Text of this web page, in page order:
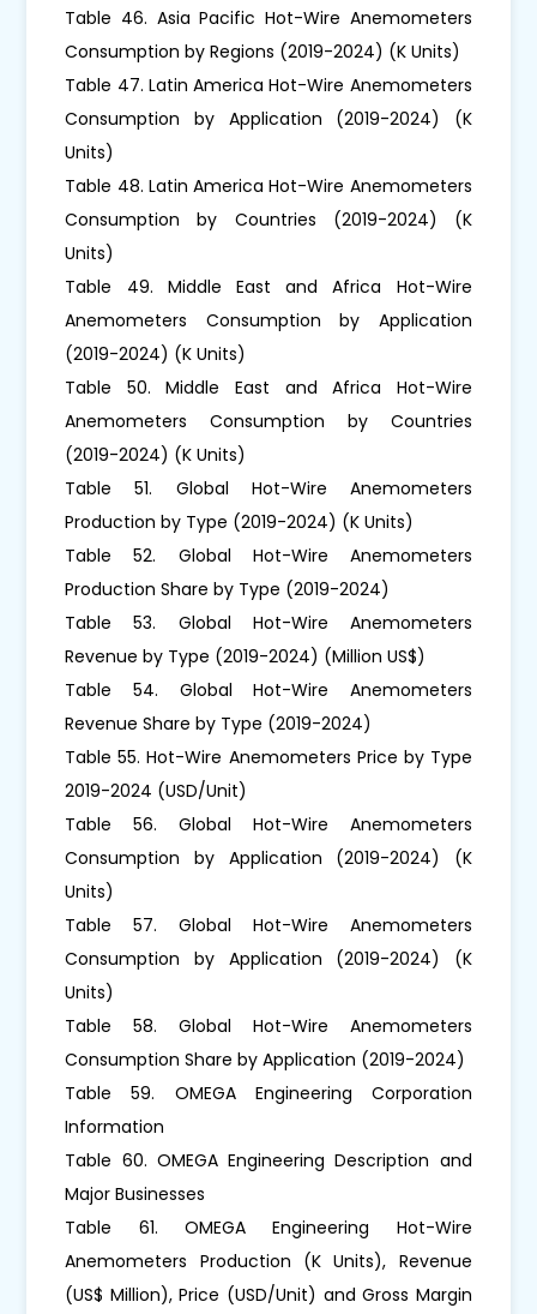
Table 46. Asia Pacific Hot-Wire Anemometers
Consumption by Regions (2019-2024) (K Units)
Table 47. Latin America Hot-Wire Anemometers
Consumption by Application (2019-2024) (K
Units)
Table 48. Latin America Hot-Wire Anemometers
Consumption by Countries (2019-2024) (K
Units)
Table 49. Middle East and Africa Hot-Wire
Anemometers Consumption by Application
(2019-2024) (K Units)
Table 50. Middle East and Africa Hot-Wire
Anemometers Consumption by Countries
(2019-2024) (K Units)
Table 51. Global Hot-Wire Anemometers
Production by Type (2019-2024) (K Units)
Table 52. Global Hot-Wire Anemometers
Production Share by Type (2019-2024)
Table 53. Global Hot-Wire Anemometers
Revenue by Type (2019-2024) (Million US$)
Table 54. Global Hot-Wire Anemometers
Revenue Share by Type (2019-2024)
Table 55. Hot-Wire Anemometers Price by Type
2019-2024 (USD/Unit)
Table 56. Global Hot-Wire Anemometers
Consumption by Application (2019-2024) (K
Units)
Table 57. Global Hot-Wire Anemometers
Consumption by Application (2019-2024) (K
Units)
Table 58. Global Hot-Wire Anemometers
Consumption Share by Application (2019-2024)
Table 59. OMEGA Engineering Corporation
Information
Table 60. OMEGA Engineering Description and
Major Businesses
Table 61. OMEGA Engineering Hot-Wire
Anemometers Production (K Units), Revenue
(US$ Million), Price (USD/Unit) and Gross Margin